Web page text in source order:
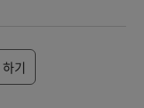
기